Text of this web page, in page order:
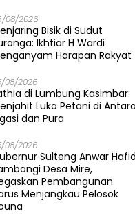
08/2026
Bisik di Sudut
Ikhtiar H Wardi
Harapan Rakyat
08/2026
di Lumbung Kasimbar:
Luka Petani di Antara
dan Pura
08/2026
Sulteng Anwar Hafid
Desa Mire,
Pembangunan
Menjangkau Pelosok